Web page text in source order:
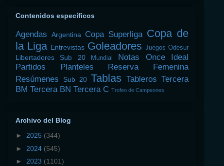
Contenidos específicos
Agendas Argentina Copa Superliga Copa de
la Liga Entrevistas Goleadores Juegos Odesur
Libertadores Sub 20 Mundial Notas
Once Ideal
Partidos
Planteles
Reserva Femenina
Resúmenes
Sub 20 Tablas Tableros Tercera
BM Tercera BN Tercera C Trofeo de Campeones
Archivo del Blog
► 2025 (344)
► 2024 (545)
► 2023 (1101)